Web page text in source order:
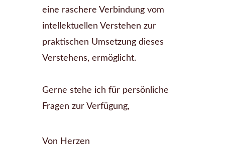
eine raschere Verbindung vom
intellektuellen Verstehen zur
praktischen Umsetzung dieses
Verstehens, ermöglicht.
Gerne stehe ich für persönliche
Fragen zur Verfügung,
Von Herzen